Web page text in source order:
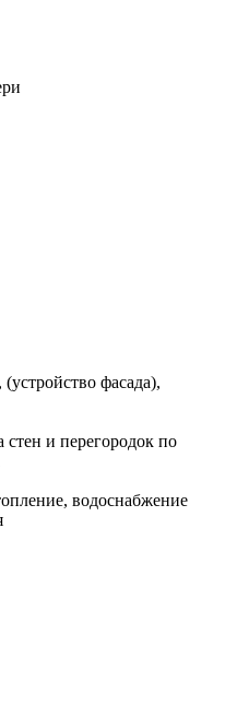
фасада),
стен и перегородок по
водоснабжение